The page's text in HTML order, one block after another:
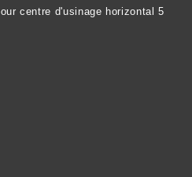
centre d'usinage horizontal 5